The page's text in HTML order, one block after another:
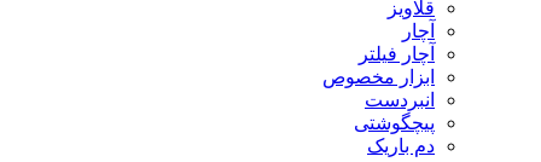
قلاویز
آچار
آچار فیلتر
ابزار مخصوص
انبردست
پیچگوشتی
دم باریک